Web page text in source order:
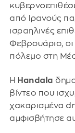
από Ιρανούς
ισραηλινές
Φεβρουάριο,
πόλεμο στη
Η Handala
βίντεο που
χακαρισμένα
αμφισβήτησε